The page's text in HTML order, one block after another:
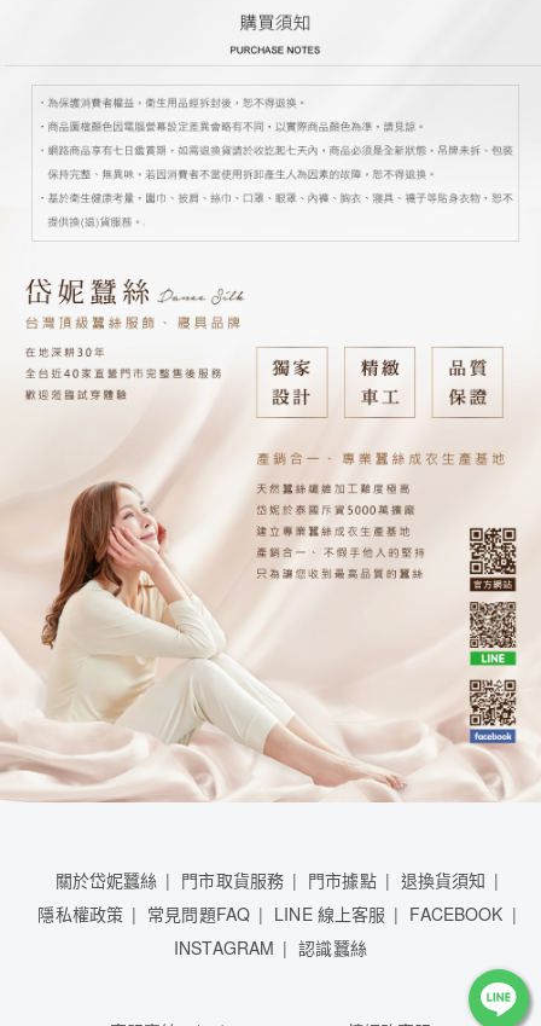
關於岱妮蠶絲 門市取貨服務 門市據點
退換貨須知
隱私權政策
常見問題FAQ LINE 線上客服
FACEBOOK
INSTAGRAM
認識蠶絲